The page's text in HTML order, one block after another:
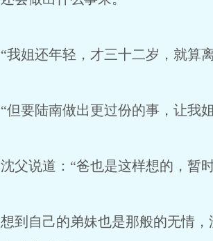
“我姐还年轻，才三十二岁，就算
“但要陆南做出更过份的事，让我
沈父说道：“爸也是这样想的，暂
想到自己的弟妹也是那般的无情